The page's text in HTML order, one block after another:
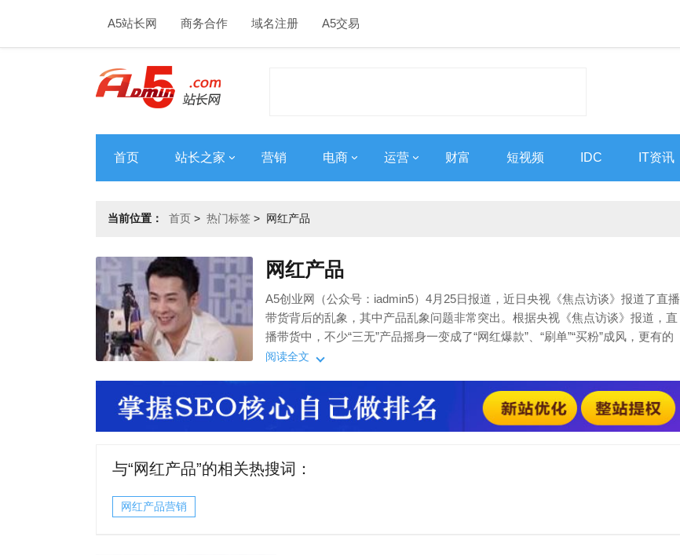
A5站长网 商务合作 域名注册 A5交易
首页 站长之家 营销 电商 运营 财富 短视频 IDC IT资讯
当前位置： 首页 > 热门标签 > 网红产品
网红产品
A5创业网（公众号：iadmin5）4月25日报道，近日央视《焦点访谈》报道了直播
带货背后的乱象，其中产品乱象问题非常突出。根据央视《焦点访谈》报道，直
播带货中，不少“三无”产品摇身一变成了“网红爆款”、“刷单”“买粉”成风，更有的
售卖违禁产品的行为。专家指出，针对直播带货存在的问题，加强监管十分必
乱象必须整治。好在国家已经注重
阅读全文
与“网红产品”的相关热搜词：
网红产品营销